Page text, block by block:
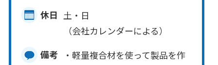
休日 土・日
（会社カレンダーによる）
備考
・軽量複合材を使って製品を作